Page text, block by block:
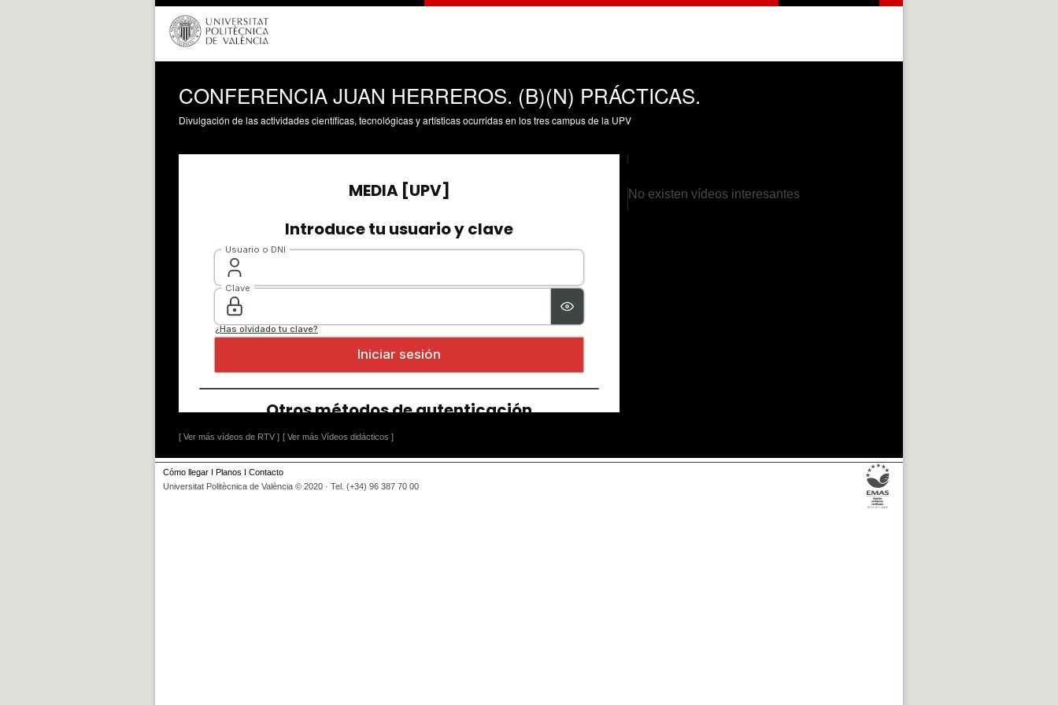
CONFERENCIA JUAN HERREROS. (B)(N) PRÁCTICAS.
Divulgación de las actividades científicas, tecnológicas y artísticas ocurridas en los tres campus de la UPV
[ Ver más vídeos de RTV ] [ Ver más Vídeos didácticos ]
No existen vídeos interesantes
Cómo llegar I Planos I Contacto
Universitat Politècnica de València © 2020 · Tel. (+34) 96 387 70 00